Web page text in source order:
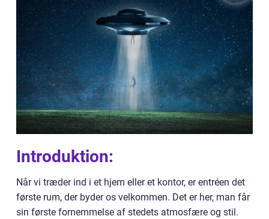
Introduktion:
Når vi træder ind i et hjem eller et kontor, er entréen det
første rum, der byder os velkommen. Det er her, man får
sin første fornemmelse af stedets atmosfære og stil.